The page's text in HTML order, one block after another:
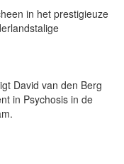
in het prestigieuze
David van den Berg
in Psychosis in de